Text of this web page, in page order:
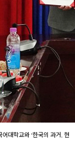
대학교와 ‘한국의 과거, 현